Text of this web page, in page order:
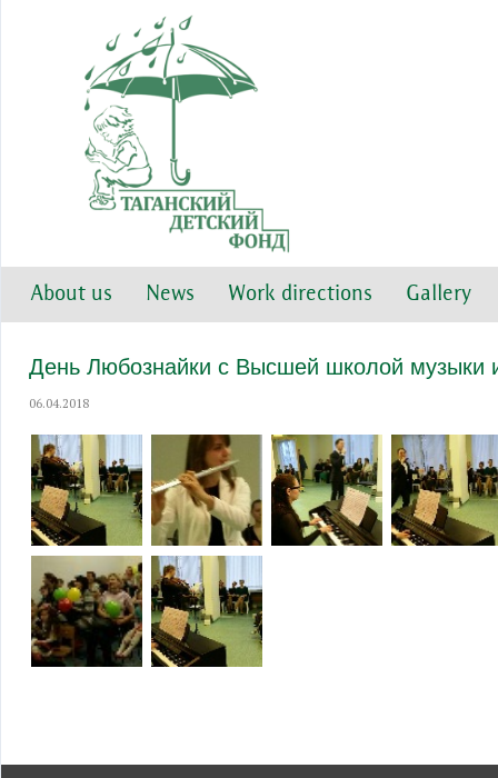
About us News Work directions Gallery
День Любознайки с Высшей школой
06.04.2018